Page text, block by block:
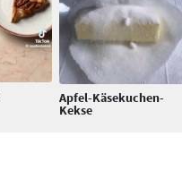
Apfel-Käsekuchen-
Kekse